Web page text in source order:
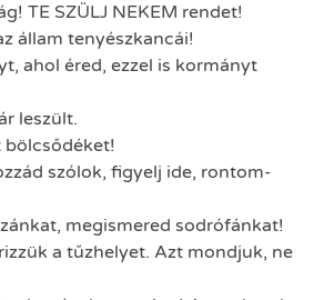
TE SZÜLJ NEKEM rendet!
állam tenyészkancái!
ahol éred, ezzel is kormányt
leszült.
szólok, figyelj ide, rontom-
megismered sodrófánkat!
a tűzhelyet. Azt mondjuk, ne